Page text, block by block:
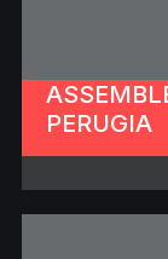
PERUGIA